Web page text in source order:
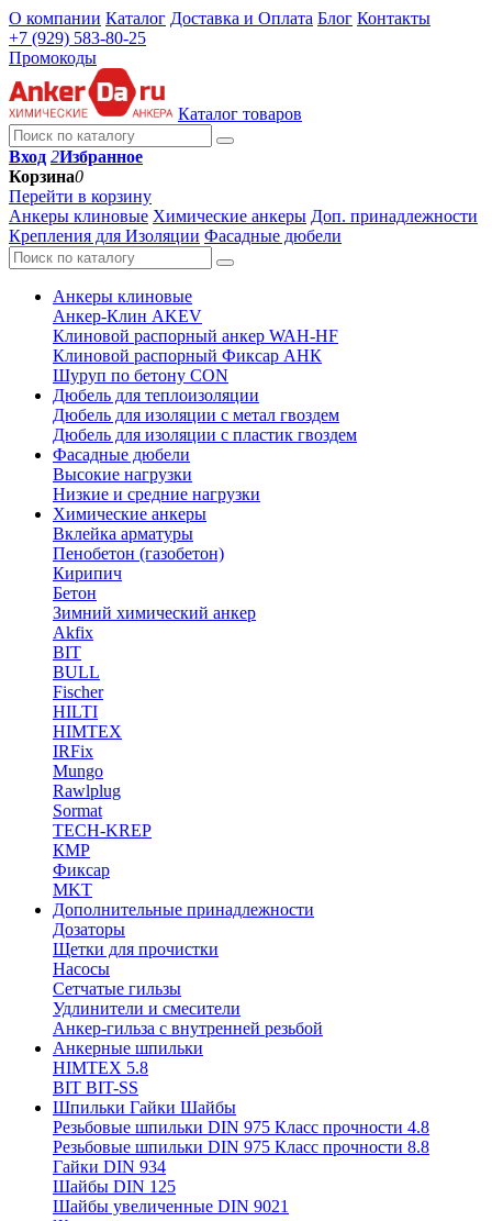
О компании Каталог Доставка и Оплата Блог Контакты
+7 (929) 583-80-25
Промокоды
Каталог товаров
Вход 2Избранное
Корзина0
Перейти в корзину
Анкеры клиновые Химические анкеры Доп. принадлежности
Крепления для Изоляции Фасадные дюбели
Анкеры клиновые
Анкер-Клин AKEV
Клиновой распорный анкер WAH-HF
Клиновой распорный Фиксар АНК
Шуруп по бетону CON
Дюбель для теплоизоляции
Дюбель для изоляции с метал гвоздем
Дюбель для изоляции с пластик гвоздем
Фасадные дюбели
Высокие нагрузки
Низкие и средние нагрузки
Химические анкеры
Вклейка арматуры
Пенобетон (газобетон)
Кирипич
Бетон
Зимний химический анкер
Akfix
BIT
BULL
Fischer
HILTI
HIMTEX
IRFix
Mungo
Rawlplug
Sormat
TECH-KREP
КМР
Фиксар
MKT
Дополнительные принадлежности
Дозаторы
Щетки для прочистки
Насосы
Сетчатые гильзы
Удлинители и смесители
Анкер-гильза с внутренней резьбой
Анкерные шпильки
HIMTEX 5.8
BIT BIT-SS
Шпильки Гайки Шайбы
Резьбовые шпильки DIN 975 Класс прочности 4.8
Резьбовые шпильки DIN 975 Класс прочности 8.8
Гайки DIN 934
Шайбы DIN 125
Шайбы увеличенные DIN 9021